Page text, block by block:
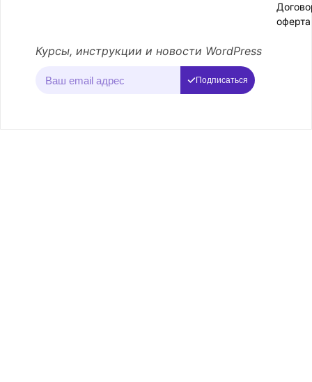
оферта
Курсы, инструкции и новости WordPress
Подписаться